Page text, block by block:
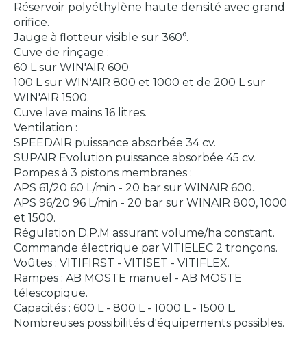
Réservoir polyéthylène haute densité avec grand
orifice.
Jauge à flotteur visible sur 360°.
Cuve de rinçage :
60 L sur WIN'AIR 600.
100 L sur WIN'AIR 800 et 1000 et de 200 L sur
WIN'AIR 1500.
Cuve lave mains 16 litres.
Ventilation :
SPEEDAIR puissance absorbée 34 cv.
SUPAIR Evolution puissance absorbée 45 cv.
Pompes à 3 pistons membranes :
APS 61/20 60 L/min - 20 bar sur WINAIR 600.
APS 96/20 96 L/min - 20 bar sur WINAIR 800, 1000
et 1500.
Régulation D.P.M assurant volume/ha constant.
Commande électrique par VITIELEC 2 tronçons.
Voûtes : VITIFIRST - VITISET - VITIFLEX.
Rampes : AB MOSTE manuel - AB MOSTE
télescopique.
Capacités : 600 L - 800 L - 1000 L - 1500 L.
Nombreuses possibilités d'équipements possibles.